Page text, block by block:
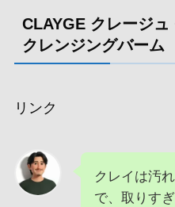
CLAYGE クレージ
クレンジングバーム
リンク
クレイは汚
で、取りす